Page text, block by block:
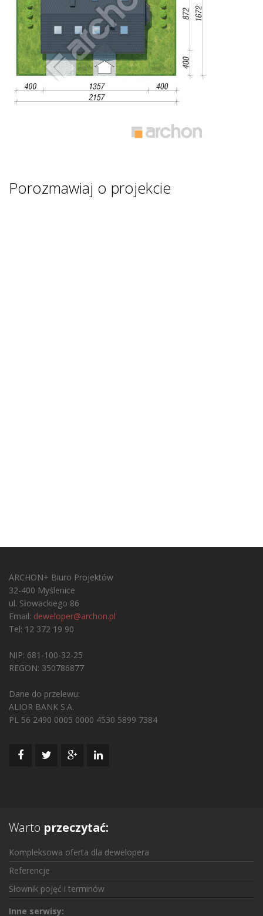
Porozmawiaj o projekcie
ARCHON+ Biuro Projektów
32-400 Myślenice
ul. Słowackiego 86
Email: deweloper@archon.pl
Tel: 12 372 19 90
NIP: 681-100-32-25
REGON: 350786877
Dane do przelewu:
ALIOR BANK S.A.
PL 56 2490 0005 0000 4530 5899 7384
Warto przeczytać:
Kompleksowa oferta dla dewelopera
Referencje
Słownik pojęć i terminów
Inne serwisy: